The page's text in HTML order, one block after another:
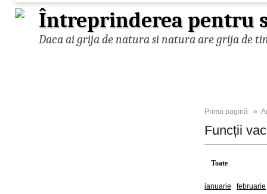
Întreprinderea pentru
Daca ai grija de natura si natura are grija de
Prima pagină »
Funcții
Toate
ianuarie februarie